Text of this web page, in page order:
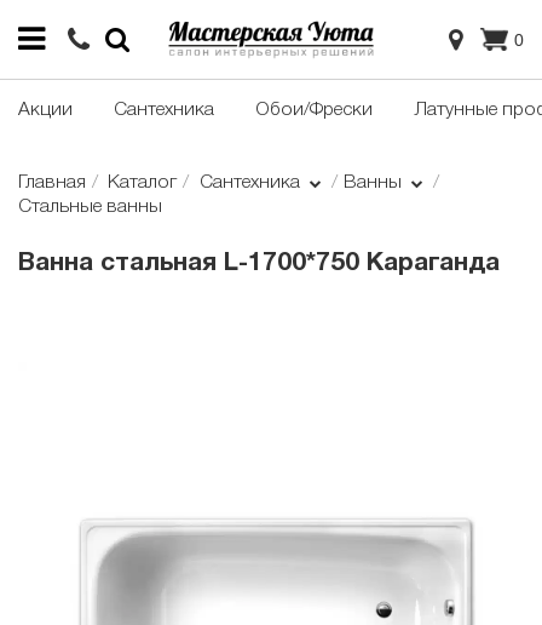
0
Акции Сантехника Обои/Фрески Латунные
Главная Каталог Сантехника
Ванны
Стальные ванны
Ванна стальная L-1700*750 Караганда